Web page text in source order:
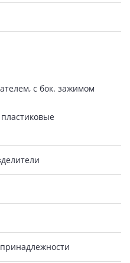
с бок. зажимом